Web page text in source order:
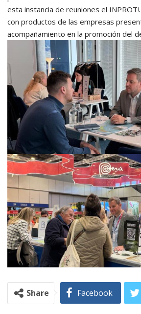
esta instancia de reuniones el
con productos de las empresas
acompañamiento en la promoción del
Share Facebook